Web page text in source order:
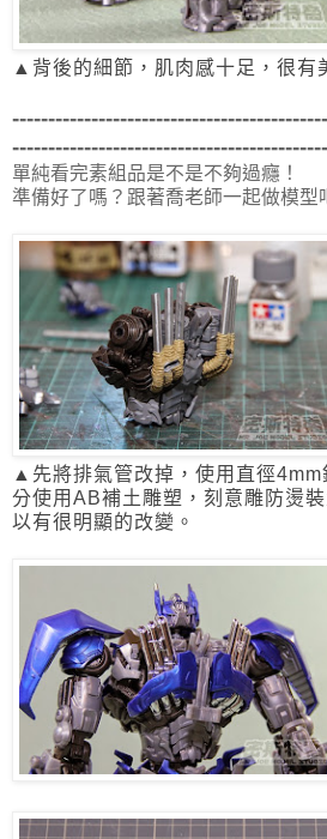
▲背後的細節，肌肉感十足，很有
單純看完素組品是不是不夠過癮！
準備好了嗎？跟著喬老師一起做模型
▲先將排氣管改掉，使用直徑4mm
分使用AB補土雕塑， 刻意雕防燙裝
以有很明顯的改變。